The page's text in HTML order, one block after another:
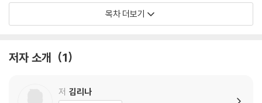
2. 천문학과 로그: 로그의 발명은 천문학 연구를 얼마나 도왔을까?
에 선정되다
3. 포물선과 좌표 평면: 포탄의 궤적은 어떻게 계산할 수 있을까?
목차 더보기
저자 소개 1
저 김리나